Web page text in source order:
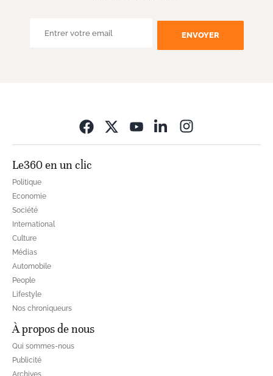
ENVOYER
Le360 en un clic
Politique
Economie
Société
International
Culture
Médias
Automobile
People
Lifestyle
Nos chroniqueurs
À propos de nous
Qui sommes-nous
Publicité
Archives